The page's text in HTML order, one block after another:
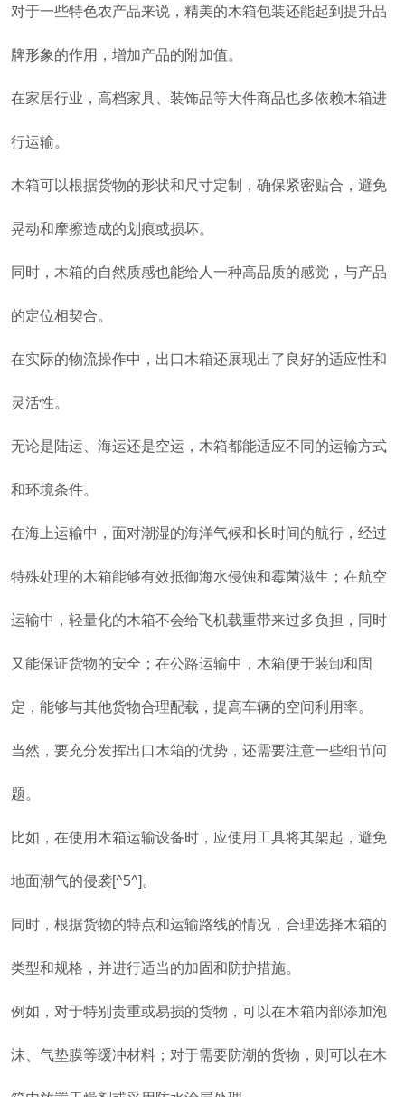
对于一些特色农产品来说，精美的木箱包装还能起到提升品
牌形象的作用，增加产品的附加值。
在家居行业，高档家具、装饰品等大件商品也多依赖木箱进
行运输。
木箱可以根据货物的形状和尺寸定制，确保紧密贴合，避免
晃动和摩擦造成的划痕或损坏。
同时，木箱的自然质感也能给人一种高品质的感觉，与产品
的定位相契合。
在实际的物流操作中，出口木箱还展现出了良好的适应性和
灵活性。
无论是陆运、海运还是空运，木箱都能适应不同的运输方式
和环境条件。
在海上运输中，面对潮湿的海洋气候和长时间的航行，经过
特殊处理的木箱能够有效抵御海水侵蚀和霉菌滋生；在航空
运输中，轻量化的木箱不会给飞机载重带来过多负担，同时
又能保证货物的安全；在公路运输中，木箱便于装卸和固
定，能够与其他货物合理配载，提高车辆的空间利用率。
当然，要充分发挥出口木箱的优势，还需要注意一些细节问
题。
比如，在使用木箱运输设备时，应使用工具将其架起，避免
地面潮气的侵袭[^5^]。
同时，根据货物的特点和运输路线的情况，合理选择木箱的
类型和规格，并进行适当的加固和防护措施。
例如，对于特别贵重或易损的货物，可以在木箱内部添加泡
沫、气垫膜等缓冲材料；对于需要防潮的货物，则可以在木